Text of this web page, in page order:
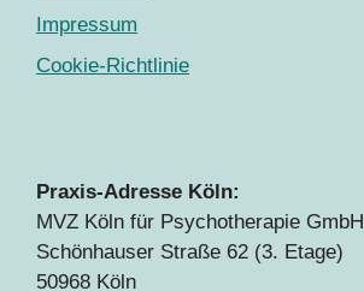
Impressum
Cookie-Richtlinie
Praxis-Adresse Köln:
MVZ Köln für Psychotherapie GmbH
Schönhauser Straße 62 (3. Etage)
50968 Köln